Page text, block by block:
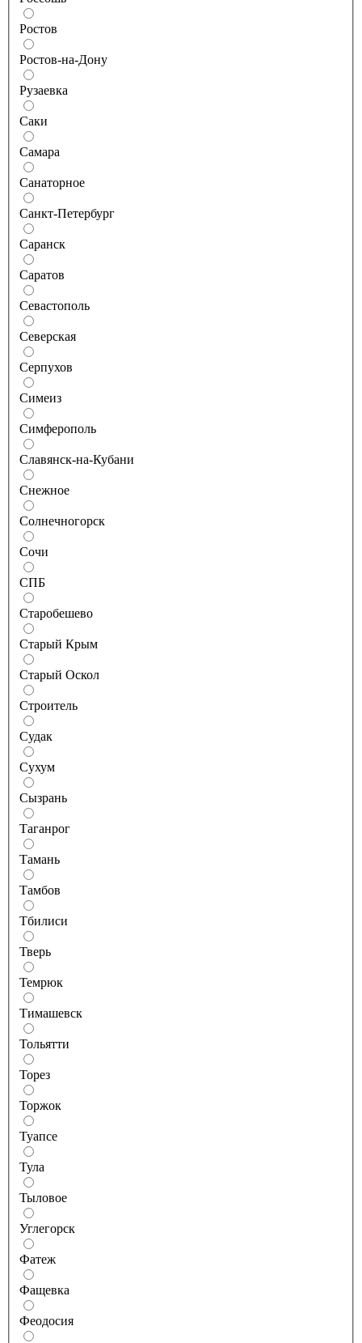
Ростов
Ростов-на-Дону
Рузаевка
Саки
Самара
Санаторное
Санкт-Петербург
Саранск
Саратов
Севастополь
Северская
Серпухов
Симеиз
Симферополь
Славянск-на-Кубани
Снежное
Солнечногорск
Сочи
СПБ
Старобешево
Старый Крым
Старый Оскол
Строитель
Судак
Сухум
Сызрань
Таганрог
Тамань
Тамбов
Тбилиси
Тверь
Темрюк
Тимашевск
Тольятти
Торез
Торжок
Туапсе
Тула
Тыловое
Углегорск
Фатеж
Фащевка
Феодосия